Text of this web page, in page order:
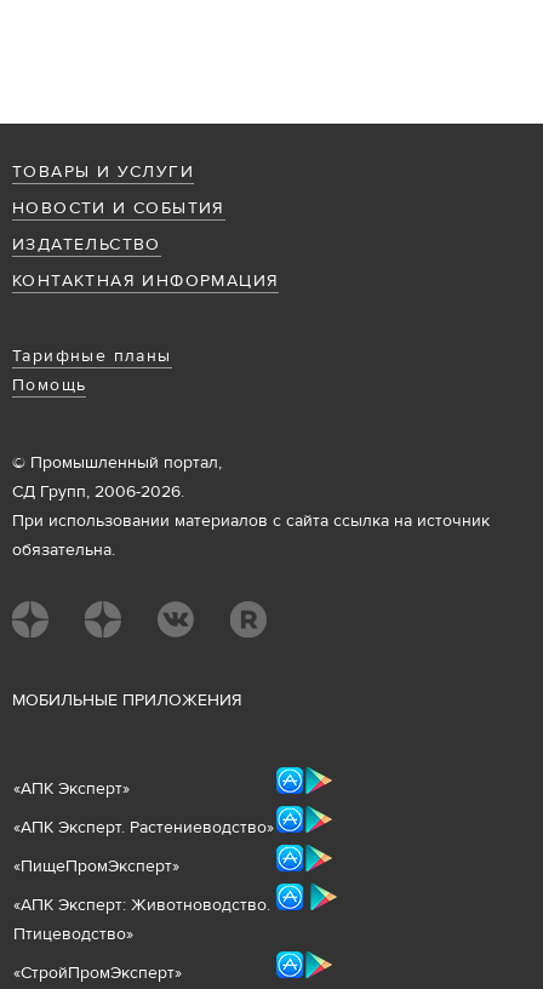
ТОВАРЫ И УСЛУГИ
НОВОСТИ И СОБЫТИЯ
ИЗДАТЕЛЬСТВО
КОНТАКТНАЯ ИНФОРМАЦИЯ
Тарифные планы
Помощь
© Промышленный портал,
СД Групп, 2006-2026.
При использовании материалов с сайта ссылка на источник
обязательна.
МОБИЛЬНЫЕ ПРИЛОЖЕНИЯ
«АПК Эксперт»
«АПК Эксперт. Растениеводство»
«ПищеПромЭксперт»
«АПК Эксперт: Животноводство.
Птицеводство»
«СтройПромЭксперт»